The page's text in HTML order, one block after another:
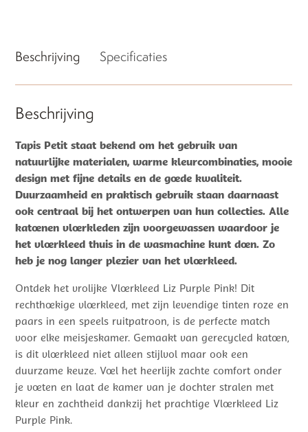
Beschrijving Specificaties
Beschrijving
Tapis Petit staat bekend om het gebruik van
natuurlijke materialen, warme kleurcombinaties, mooie
design met fijne details en de goede kwaliteit.
Duurzaamheid en praktisch gebruik staan daarnaast
ook centraal bij het ontwerpen van hun collecties. Alle
katoenen vloerkleden zijn voorgewassen waardoor je
het vloerkleed thuis in de wasmachine kunt doen. Zo
heb je nog langer plezier van het vloerkleed.
Ontdek het vrolijke Vloerkleed Liz Purple Pink! Dit
rechthoekige vloerkleed, met zijn levendige tinten roze en
paars in een speels ruitpatroon, is de perfecte match
voor elke meisjeskamer. Gemaakt van gerecycled katoen,
is dit vloerkleed niet alleen stijlvol maar ook een
duurzame keuze. Voel het heerlijk zachte comfort onder
je voeten en laat de kamer van je dochter stralen met
kleur en zachtheid dankzij het prachtige Vloerkleed Liz
Purple Pink.